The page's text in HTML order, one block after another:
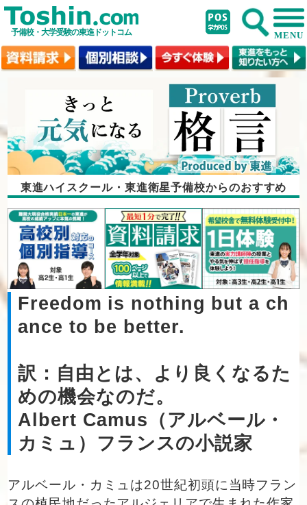
予備校・大学受験の東進ドットコム MENU
東進ハイスクール・東進衛星予備校からのおすすめ
Freedom is nothing but a ch
ance to be better.
訳：自由とは、より良くなるた
めの機会なのだ。
Albert Camus（アルベール・
カミュ）フランスの小説家
アルベール・カミュは20世紀初頭に当時フラン